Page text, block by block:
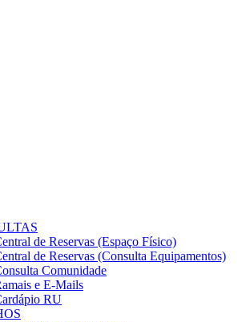
de Reservas (Espaço Físico)
de Reservas (Consulta Equipamentos)
Comunidade
e E-Mails
RU